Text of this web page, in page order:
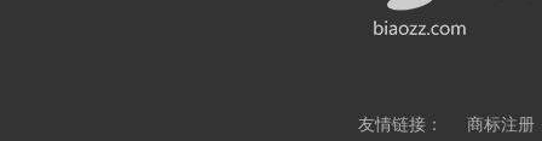
友情链接： 商标注册